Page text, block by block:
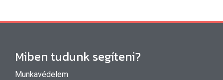
Miben tudunk segíteni?
Munkavédelem